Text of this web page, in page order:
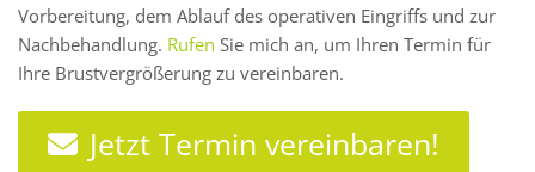
Vorbereitung, dem Ablauf des operativen Eingriffs und zur
Nachbehandlung. Rufen Sie mich an, um Ihren Termin für
Ihre Brustvergrößerung zu vereinbaren.
Jetzt Termin vereinbaren!